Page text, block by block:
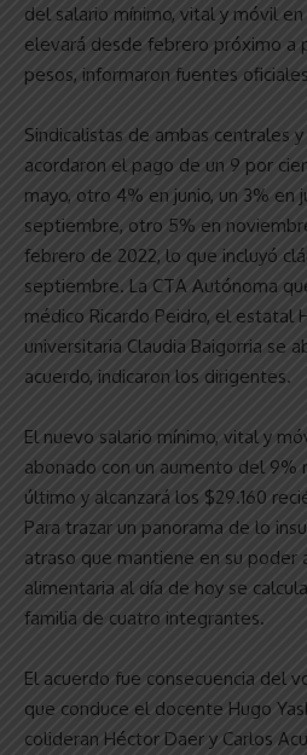
del salario mínimo, vital y móvil
elevará desde febrero próximo a
pesos, informaron fuentes
Sindicalistas de ambas centrales
acordaron el pago de un 9 por
mayo, otro 4% en junio, un 3% en
septiembre, otro 5% en
febrero de 2022, lo que incluyó
septiembre. La CTA Autónoma
médico Ricardo Peidro, el estatal
universitaria Claudia Baigorria se
acuerdo, indicaron los dirigentes.
El nuevo salario mínimo, vital y
abonado con un aumento del 9%
último y alcanzará los $29.160
Para trazar un panorama de lo
atraso que mantiene en su poder
alimentaria al día de hoy se
familia de cuatro integrantes.
El acuerdo fue consecuencia del
que conduce el docente Hugo
colideran Héctor Daer y Carlos